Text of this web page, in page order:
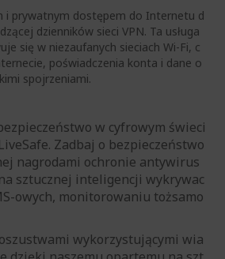
i prywatnym dostępem do Internetu d
dzienników sieci VPN. Ta usługa
się w niezaufanych sieciach Wi-Fi, c
poświadczenia konta i dane o
spojrzeniami.
w cyfrowym świeci
Zadbaj o bezpieczeństwo
nagrodami ochronie antywirus
sztucznej inteligencji wykrywac
owych, monitorowaniu tożsamo
wykorzystującymi wia